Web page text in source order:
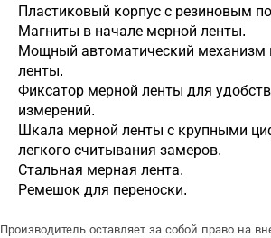
Пластиковый корпус с резиновым
Магниты в начале мерной ленты.
Мощный автоматический механизм
ленты.
Фиксатор мерной ленты для
измерений.
Шкала мерной ленты с крупными
легкого считывания замеров.
Стальная мерная лента.
Ремешок для переноски.
Производитель оставляет за собой право на